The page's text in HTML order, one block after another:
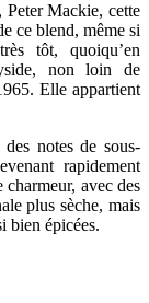
Peter Mackie, cette
ce blend, même si
tôt, quoiqu’en
non loin de
Elle appartient
notes de sous-
rapidement
avec des
plus sèche, mais
bien épicées.